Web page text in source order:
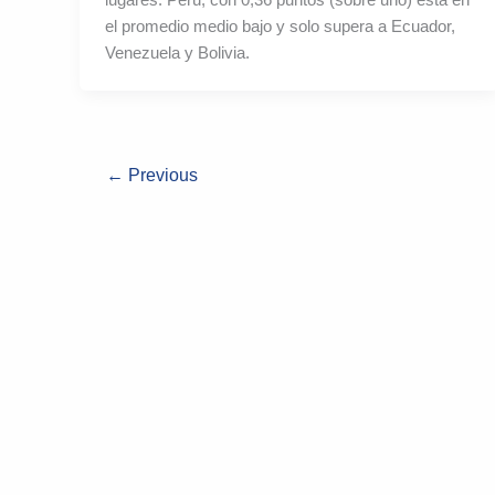
el promedio medio bajo y solo supera a Ecuador,
Venezuela y Bolivia.
← Previous